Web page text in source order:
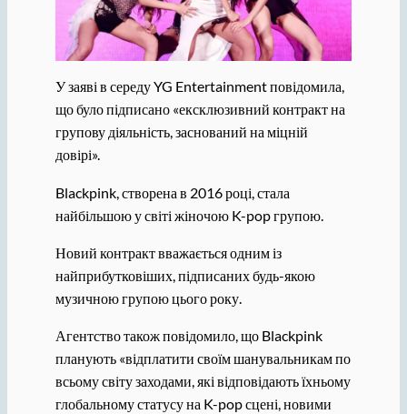
У заяві в середу YG Entertainment повідомила,
що було підписано «ексклюзивний контракт на
групову діяльність, заснований на міцній
довірі».
Blackpink, створена в 2016 році, стала
найбільшою у світі жіночою K-pop групою.
Новий контракт вважається одним із
найприбутковіших, підписаних будь-якою
музичною групою цього року.
Агентство також повідомило, що Blackpink
планують «відплатити своїм шанувальникам по
всьому світу заходами, які відповідають їхньому
глобальному статусу на K-pop сцені, новими